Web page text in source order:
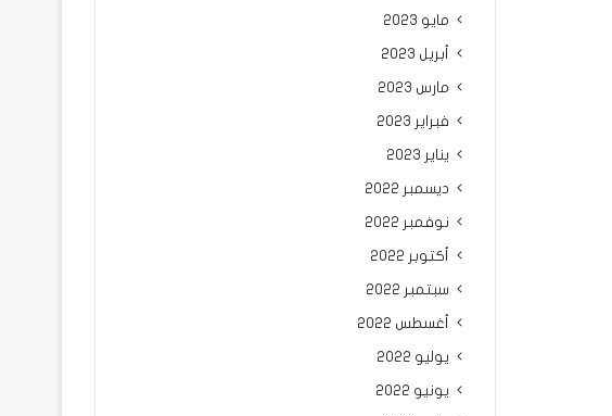
مايو 2023
أبريل 2023
مارس 2023
فبراير 2023
يناير 2023
ديسمبر 2022
نوفمبر 2022
أكتوبر 2022
سبتمبر 2022
أغسطس 2022
يوليو 2022
يونيو 2022